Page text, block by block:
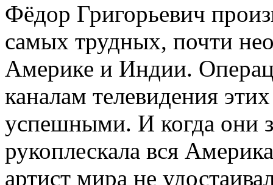
Фёдор Григорьевич
самых трудных, почти
Америке и Индии.
каналам телевидения
успешными. И когда они
рукоплескала вся
артист мира не